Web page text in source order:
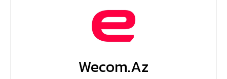
Wecom.az